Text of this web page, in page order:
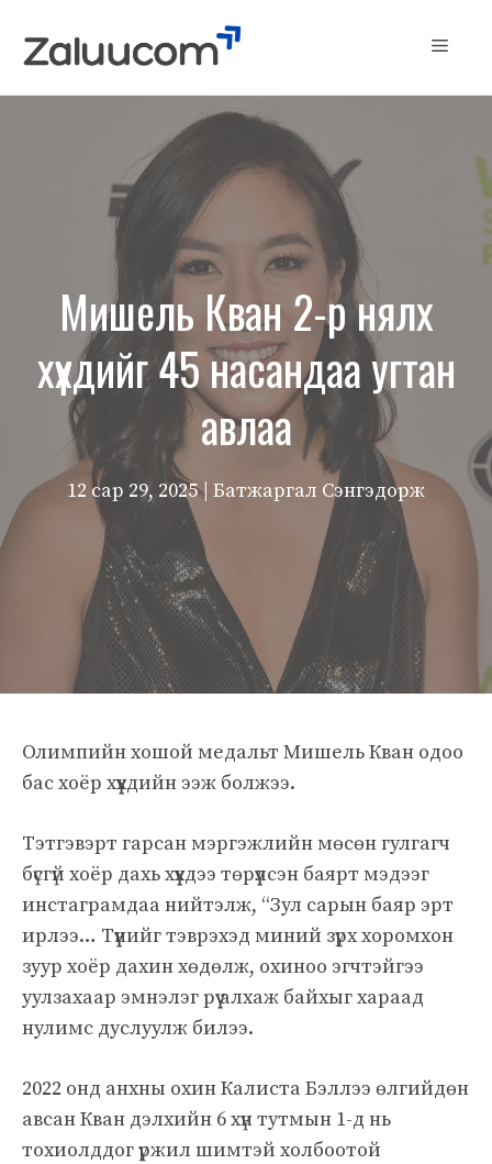
Menu
Мишель Кван 2-р нялх
хүүхдийг 45 насандаа угтан
авлаа
12 сар 29, 2025 | Батжаргал Сэнгэдорж
Олимпийн хошой медальт Мишель Кван одоо
бас хоёр хүүхдийн ээж болжээ.
Тэтгэвэрт гарсан мэргэжлийн мөсөн гулгагч
бүсгүй хоёр дахь хүүхдээ төрүүлсэн баярт мэдээг
инстаграмдаа нийтэлж, “Зул сарын баяр эрт
ирлээ… Түүнийг тэврэхэд миний зүрх хоромхон
зуур хоёр дахин хөдөлж, охиноо эгчтэйгээ
уулзахаар эмнэлэг рүү алхаж байхыг хараад
нулимс дуслуулж билээ.
2022 онд анхны охин Калиста Бэллээ өлгийдөн
авсан Кван дэлхийн 6 хүн тутмын 1-д нь
тохиолддог үржил шимтэй холбоотой